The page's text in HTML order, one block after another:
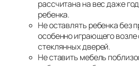
рассчитана на вес даже
ребенка.
Не оставлять ребенка без
особенно играющего возле
стеклянных дверей.
Не ставить мебель